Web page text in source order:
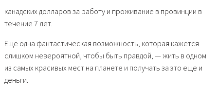
канадских долларов за работу и проживание в провинции в
течение 7 лет.
Еще одна фантастическая возможность, которая кажется
слишком невероятной, чтобы быть правдой, — жить в одном
из самых красивых мест на планете и получать за это еще и
деньги.